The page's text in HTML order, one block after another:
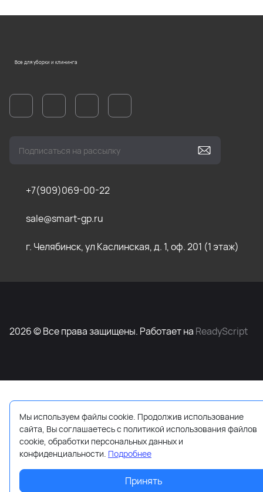
Все для уборки и клининга
+7(909)069-00-22
sale@smart-gp.ru
г. Челябинск, ул Каслинская, д. 1, оф. 201 (1 этаж)
2026 © Все права защищены. Работает на ReadyScript
Мы используем файлы cookie. Продолжив использование
сайта, Вы соглашаетесь с политикой использования файлов
cookie, обработки персональных данных и
конфиденциальности. Подробнее
Принять